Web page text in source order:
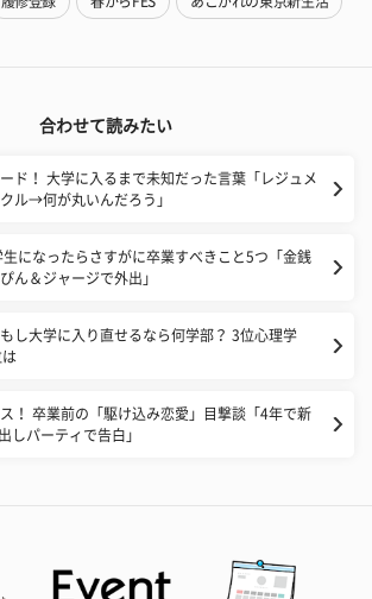
合わせて読みたい
ド！ 大学に入るまで未知だった言葉「レジュメ
ル→何が丸いんだろう」
になったらさすがに卒業すべきこと5つ「金銭
ん＆ジャージで外出」
し大学に入り直せるなら何学部？ 3位心理学
！ 卒業前の「駆け込み恋愛」目撃談「4年で新
しパーティで告白」